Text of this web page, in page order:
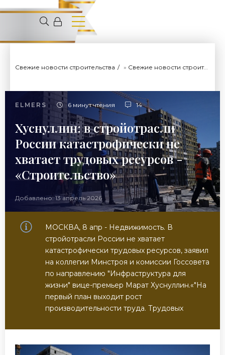
Свежие новости строительства » Свежие новости строительства
ELMERS 6 минут чтения 14
Хуснуллин: в стройотрасли
России катастрофически не
хватает трудовых ресурсов -
«Строительство»
Добавлено: 13 апрель 2026
МОСКВА, 8 апр - Недвижимость. В
стройотрасли России не хватает
катастрофически трудовых ресурсов, заявил
на коллегии Минстроя и комиссии Госсовета
по направлению "Инфраструктура для
жизни" вице-премьер Марат Хуснуллин.«"На
первый план выходит рост
производительности труда. Трудовых